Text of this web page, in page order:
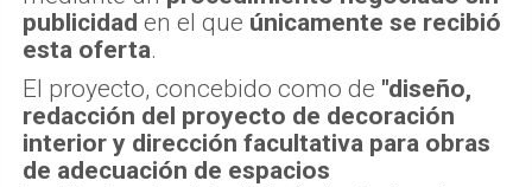
publicidad en el que únicamente se recibió
esta oferta.
El proyecto, concebido como de "diseño,
redacción del proyecto de decoración
interior y dirección facultativa para obras
de adecuación de espacios